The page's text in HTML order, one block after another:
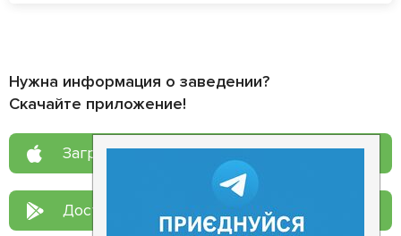
Нужна информация о заведении?
Скачайте приложение!
Загрузите в App Store
Доступно в Google Play